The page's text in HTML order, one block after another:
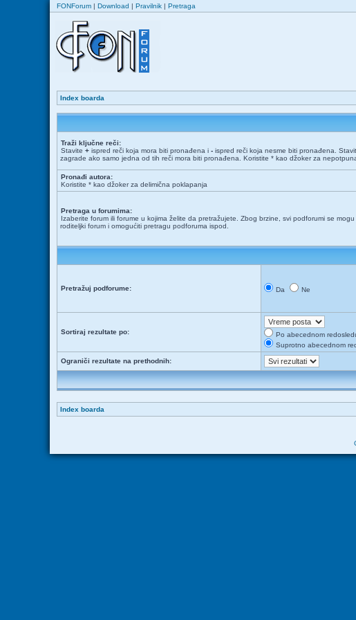
FONForum | Download | Pravilnik | Pretraga
Index boarda
Traži ključne reči:
Stavite + ispred reči koja mora biti pronađena i - ispred reči koja nesme biti pronađena.
zagrade ako samo jedna od tih reči mora biti pronađena. Koristite * kao džoker za
Pronađi autora:
Koristite * kao džoker za delimična poklapanja
Pretraga u forumima:
Izaberite forum ili forume u kojima želite da pretražujete. Zbog brzine, svi podforumi se
roditeljki forum i omogućiti pretragu podforuma ispod.
Pretražuj podforume: Da Ne
Sortiraj rezultate po:
Po abecednom
Suprotno abecednom
Ograniči rezultate na prethodnih:
Index boarda